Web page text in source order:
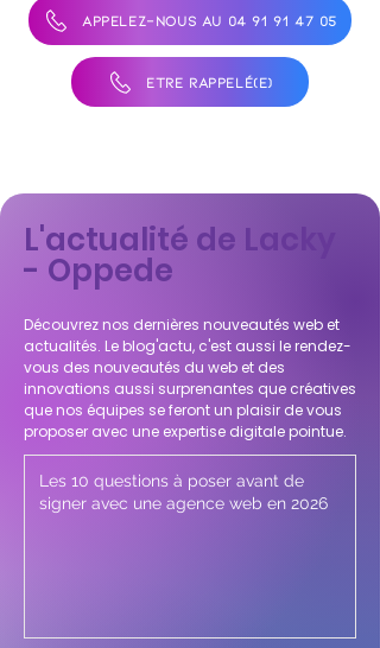
APPELEZ-NOUS AU 04 91 91 47 05
ÊTRE RAPPELÉ(E)
L'actualité de Lacky
- Oppede
Découvrez nos dernières nouveautés web et
actualités. Le blog'actu, c'est aussi le rendez-
vous des nouveautés du web et des
innovations aussi surprenantes que créatives
que nos équipes se feront un plaisir de vous
proposer avec une expertise digitale pointue.
Les 10 questions à poser avant de
signer avec une agence web en 2026